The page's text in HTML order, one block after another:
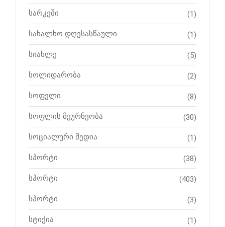
სარკეში (1)
სახალხო დღესასწაული (1)
სიახლე (5)
სოლიდარობა (2)
სოფელი (8)
სოფლის მეურნეობა (30)
სოციალური მედია (1)
სპორტი (38)
სპორტი (403)
სპორტი (3)
სტიქია (1)